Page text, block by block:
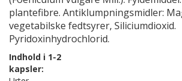
plantefibre. Antiklumpningsmidler:
vegetabilske fedtsyrer, Siliciumdioxid.
Pyridoxinhydrochlorid.
Indhold i 1-2
kapsler: